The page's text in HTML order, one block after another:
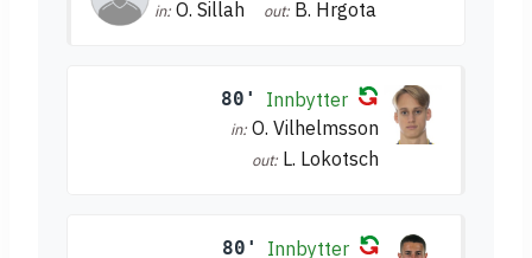
in: O. Sillah out: B. Hrgota
80' Innbytter
in: O. Vilhelmsson
out: L. Lokotsch
80' Innbytter